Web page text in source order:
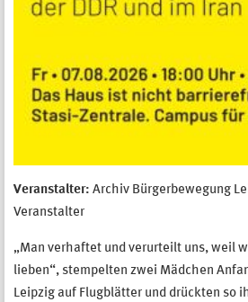
Veranstalter: Archiv Bürgerbewegung
Veranstalter
„Man verhaftet und verurteilt uns, weil
lieben“, stempelten zwei Mädchen
Leipzig auf Flugblätter und drückten so